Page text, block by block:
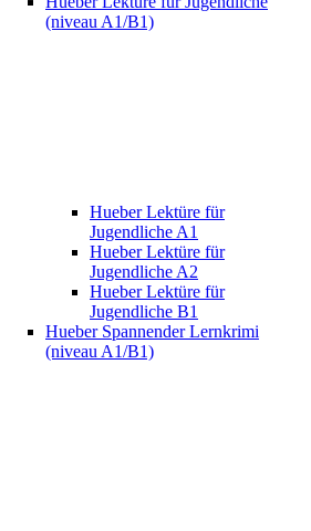
(niveau A1/B1)
Hueber Lektüre für
Jugendliche A1
Hueber Lektüre für
Jugendliche A2
Hueber Lektüre für
Jugendliche B1
Hueber Spannender Lernkrimi
(niveau A1/B1)